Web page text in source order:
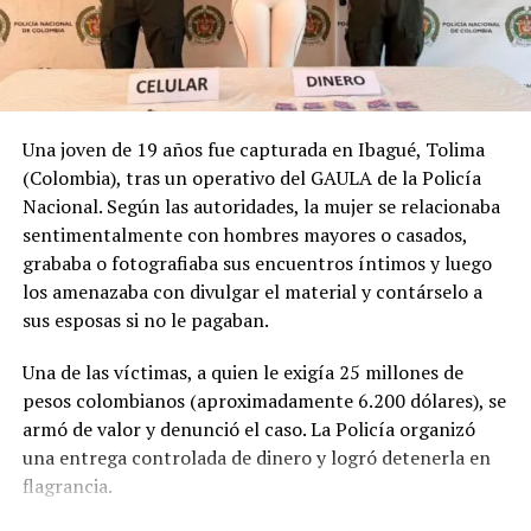
Ladrón muere y otro resulta
herido tras entrar a una casa
y ser atacados a balazos por
En «Nacionales»
RELATED TOPICS: DUEÑO LADRON
RESTAURANTE
UP NEXT
Maestra obligaba a jovencitos a tener intimidad con ella
y amenazaba con suicidarse si la denunciaban
DON'T MISS
Seis muertos y 40 desaparecidos al naufragar
embarcación de migrantes en el Mediterráneo
Una joven de 19 años fue capturada en Ibagué, Tolima
(Colombia), tras un operativo del GAULA de la Policía
Nacional. Según las autoridades, la mujer se relacionaba
sentimentalmente con hombres mayores o casados,
grababa o fotografiaba sus encuentros íntimos y luego
los amenazaba con divulgar el material y contárselo a
sus esposas si no le pagaban.
Una de las víctimas, a quien le exigía 25 millones de
pesos colombianos (aproximadamente 6.200 dólares), se
armó de valor y denunció el caso. La Policía organizó
una entrega controlada de dinero y logró detenerla en
flagrancia.